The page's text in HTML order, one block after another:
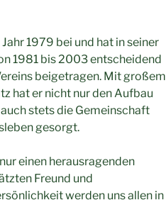
1979 bei und hat in seiner
1981 bis 2003 entscheidend
beigetragen. Mit großem
hat er nicht nur den Aufbau
stets die Gemeinschaft
gesorgt.
einen herausragenden
Freund und
werden uns allen in